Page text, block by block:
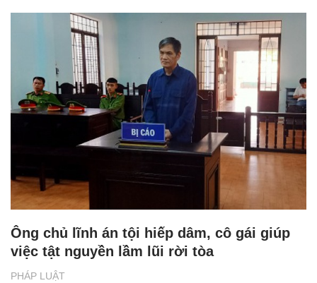
PHÁP LUẬT
Ông chủ lĩnh án tội hiếp dâm, cô gái giúp
việc tật nguyền lầm lũi rời tòa